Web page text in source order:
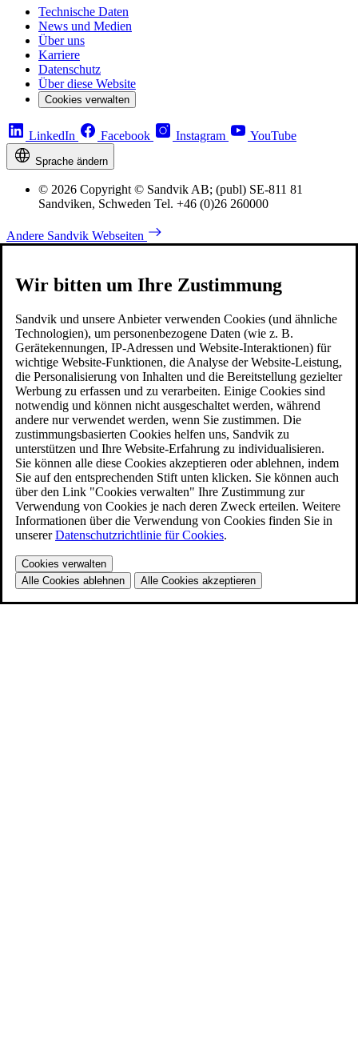
Technische Daten
News und Medien
Über uns
Karriere
Datenschutz
Über diese Website
Cookies verwalten
LinkedIn Facebook Instagram YouTube
Sprache ändern
© 2026 Copyright © Sandvik AB; (publ) SE-811 81
Sandviken, Schweden Tel. +46 (0)26 260000
Andere Sandvik Webseiten
Wir bitten um Ihre Zustimmung
Sandvik und unsere Anbieter verwenden Cookies (und ähnliche
Technologien), um personenbezogene Daten (wie z. B.
Gerätekennungen, IP-Adressen und Website-Interaktionen) für
wichtige Website-Funktionen, die Analyse der Website-Leistung,
die Personalisierung von Inhalten und die Bereitstellung gezielter
Werbung zu erfassen und zu verarbeiten. Einige Cookies sind
notwendig und können nicht ausgeschaltet werden, während
andere nur verwendet werden, wenn Sie zustimmen. Die
zustimmungsbasierten Cookies helfen uns, Sandvik zu
unterstützen und Ihre Website-Erfahrung zu individualisieren.
Sie können alle diese Cookies akzeptieren oder ablehnen, indem
Sie auf den entsprechenden Stift unten klicken. Sie können auch
über den Link "Cookies verwalten" Ihre Zustimmung zur
Verwendung von Cookies je nach deren Zweck erteilen. Weitere
Informationen über die Verwendung von Cookies finden Sie in
unsererDatenschutzrichtlinie für Cookies.
Cookies verwalten
Alle Cookies ablehnen
Alle Cookies akzeptieren